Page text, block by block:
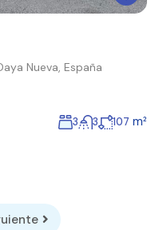
Nueva, España
3 3 107 m²